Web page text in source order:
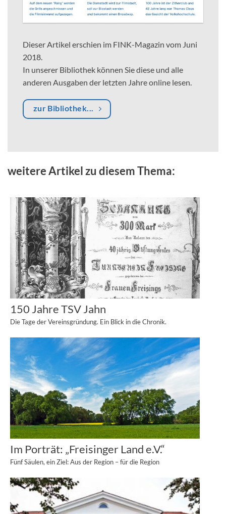
Dieser Artikel erschien im FINK-Magazin vom Juni
2018.
In unserer Bibliothek können Sie diese und alle
anderen Ausgaben der letzten Jahre online lesen.
zur Bibliothek...
weitere Artikel zu diesem Thema:
150 Jahre TSV Jahn
Die Tage der Vereinsgründung. Ein Blick in die Chronik.
Im Porträt: „Freisinger Land e.V.“
Fünf Säulen, ein Ziel: Aus der Region – für die Region